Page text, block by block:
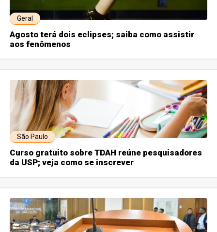
Geral
Agosto terá dois eclipses; saiba como assistir
aos fenômenos
São Paulo
Curso gratuito sobre TDAH reúne pesquisadores
da USP; veja como se inscrever